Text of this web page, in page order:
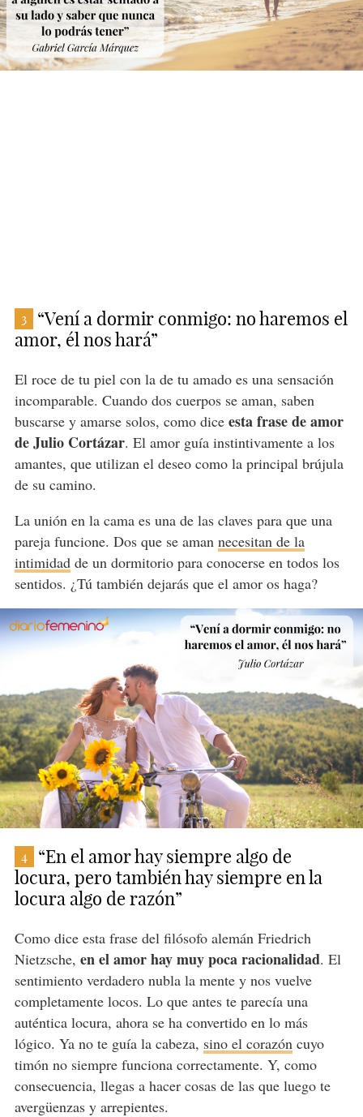
3
“Vení a dormir conmigo: no haremos el
amor, él nos hará”
El roce de tu piel con la de tu amado es una sensación
incomparable. Cuando dos cuerpos se aman, saben
buscarse y amarse solos, como diceesta frase de amor
de Julio Cortázar. El amor guía instintivamente a los
amantes, que utilizan el deseo como la principal brújula
de su camino.
La unión en la cama es una de las claves para que una
pareja funcione. Dos que se aman necesitan de la
intimidadde un dormitorio para conocerse en todos los
sentidos. ¿Tú también dejarás que el amor os haga?
4
“En el amor hay siempre algo de
locura, pero también hay siempre en la
locura algo de razón”
Como dice esta frase del filósofo alemán Friedrich
Nietzsche, en el amor hay muy poca racionalidad. El
sentimiento verdadero nubla la mente y nos vuelve
completamente locos. Lo que antes te parecía una
auténtica locura, ahora se ha convertido en lo más
lógico. Ya no te guía la cabeza, sino el corazón cuyo
timón no siempre funciona correctamente. Y, como
consecuencia, llegas a hacer cosas de las que luego te
avergüenzas y arrepientes.